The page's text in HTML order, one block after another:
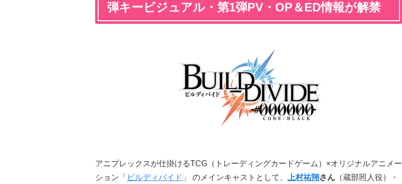
弾キービジュアル・第1弾PV・OP＆ED情報が解禁
アニプレックスが仕掛けるTCG（トレーディングカードゲーム）×オリジナルアニメー
ション「 ビルディバイド 」 のメインキャストとして、 上村祐翔 さん （蔵部照人役）・